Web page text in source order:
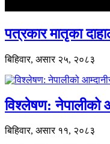
पत्रकार मातृका
बिहिवार, असार २५, २०८३
विश्लेषण: नेपालीको
बिहिवार, असार ११, २०८३